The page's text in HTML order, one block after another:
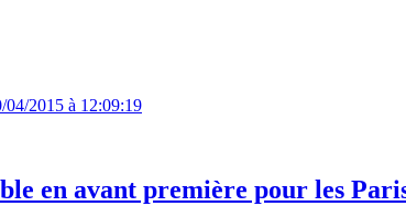
04/2015 à 12:09:19
en avant première pour les